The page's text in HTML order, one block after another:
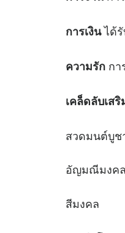
การเงินได้
ความรัก ก
เคล็ดลับเสริ
สวดมนต์บูช
อัญมณีมงค
สีมงคล